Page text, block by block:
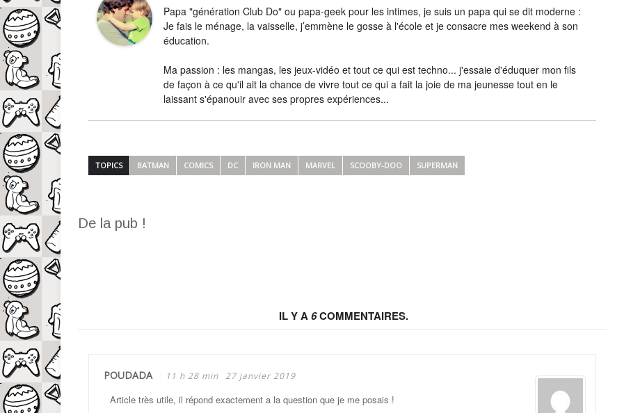
Papa "génération Club Do" ou papa-geek pour les intimes, je suis un papa qui se dit moderne :
Je fais le ménage, la vaisselle, j’emmène le gosse à l'école et je consacre mes weekend à son
éducation.
Ma passion : les mangas, les jeux-vidéo et tout ce qui est techno... j'essaie d'éduquer mon fils
de façon à ce qu'il ait la chance de vivre tout ce qui a fait la joie de ma jeunesse tout en le
laissant s'épanouir avec ses propres expériences...
TOPICS BATMAN COMICS DC IRON MAN MARVEL SCOOBY-DOO SUPERMAN
De la pub !
IL Y A6COMMENTAIRES.
POUDADA 11 h 28 min 27 janvier 2019
Article très utile, il répond exactement a la question que je me posais !